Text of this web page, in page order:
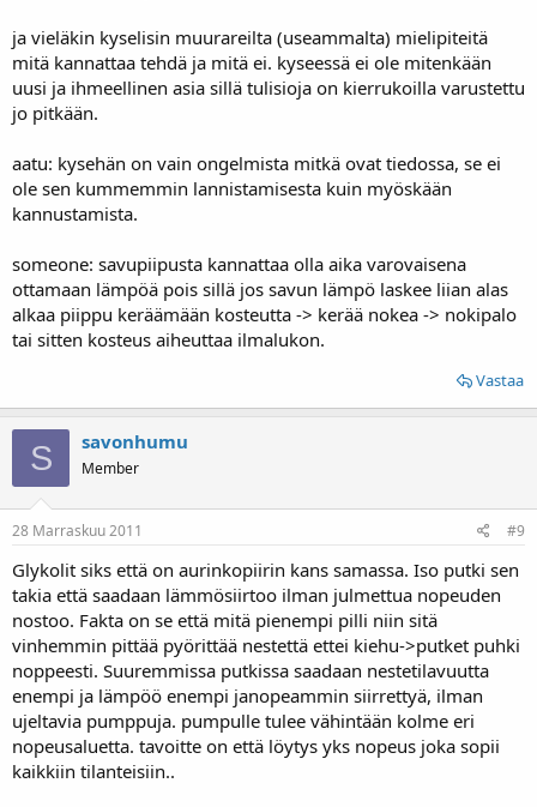
meininkiä
ps. tuolla konsultilla josta ekassa postauksessa mainihinki on
muuten vastaava järjestelmä aurinkokeräimen kera ja hyvin rokkaa
8) kulutus pudonnut 20000-> alle 10000 kw/h/vuosi.....
ja vieläkin kyselisin muurareilta (useammalta) mielipiteitä
mitä kannattaa tehdä ja mitä ei. kyseessä ei ole mitenkään
uusi ja ihmeellinen asia sillä tulisioja on kierrukoilla varustettu
jo pitkään.
aatu: kysehän on vain ongelmista mitkä ovat tiedossa, se ei
ole sen kummemmin lannistamisesta kuin myöskään
kannustamista.
someone: savupiipusta kannattaa olla aika varovaisena
ottamaan lämpöä pois sillä jos savun lämpö laskee liian alas
alkaa piippu keräämään kosteutta -> kerää nokea -> nokipalo
tai sitten kosteus aiheuttaa ilmalukon.
Vastaa
S savonhumu
Member
28 Marraskuu 2011 #9
Glykolit siks että on aurinkopiirin kans samassa. Iso putki sen
takia että saadaan lämmösiirtoo ilman julmettua nopeuden
nostoo. Fakta on se että mitä pienempi pilli niin sitä
vinhemmin pittää pyörittää nestettä ettei kiehu->putket puhki
noppeesti. Suuremmissa putkissa saadaan nestetilavuutta
enempi ja lämpöö enempi janopeammin siirrettyä, ilman
ujeltavia pumppuja. pumpulle tulee vähintään kolme eri
nopeusaluetta. tavoitte on että löytys yks nopeus joka sopii
kaikkiin tilanteisiin..